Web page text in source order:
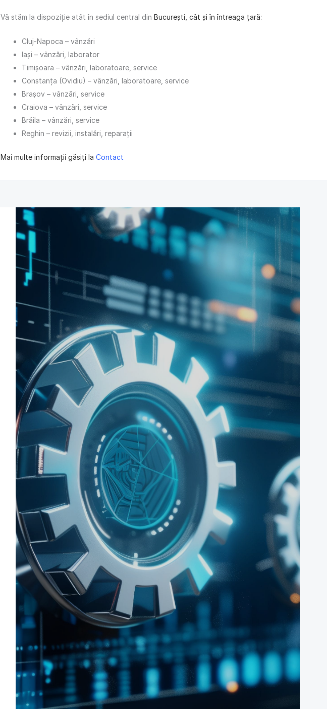
Vă stăm la dispoziție atât în sediul central din București, cât și în întreaga țară:
Cluj-Napoca – vânzări
Iași – vânzări, laborator
Timișoara – vânzări, laboratoare, service
Constanța (Ovidiu) – vânzări, laboratoare, service
Brașov – vânzări, service
Craiova – vânzări, service
Brăila – vânzări, service
Reghin – revizii, instalări, reparații
Mai multe informații găsiți la Contact